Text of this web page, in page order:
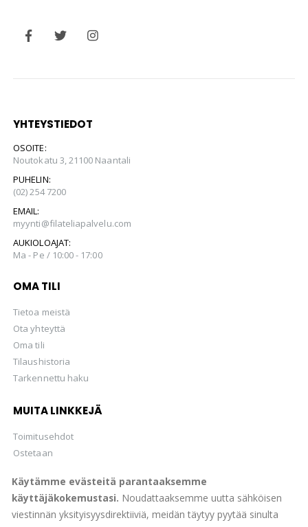
Käytämme evästeitä parantaaksemme
käyttäjäkokemustasi. Noudattaaksemme uutta sähköisen
viestinnän yksityisyysdirektiiviä, meidän täytyy pyytää sinulta
YHTEYSTIEDOT
OSOITE:
Noutokatu 3, 21100 Naantali
PUHELIN:
(02) 254 7200
EMAIL:
myynti@filateliapalvelu.com
AUKIOLOAJAT:
Ma - Pe / 10:00 - 17:00
OMA TILI
Tietoa meistä
Ota yhteyttä
Oma tili
Tilaushistoria
Tarkennettu haku
MUITA LINKKEJÄ
Toimitusehdot
Ostetaan